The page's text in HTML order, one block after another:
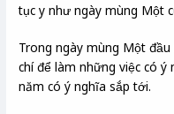
tục y như ngày mùng Một
Trong ngày mùng Một
chí để làm những việc có
năm có ý nghĩa sắp tới.